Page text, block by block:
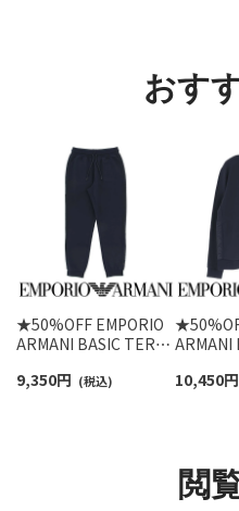
おす
★50%OFF EMPORIO
ARMANI BASIC TERRY
毛 スウェットパンツ ロ
9,350円 (税込)
ARMANI
リー 裏
10,450円
閲